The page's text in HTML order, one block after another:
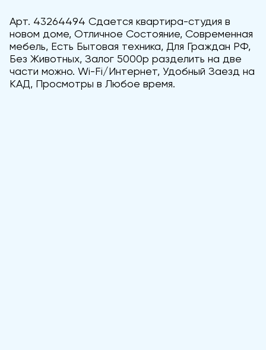
Арт. 43264494 Сдается квартира-студия в
новом доме, Отличное Состояние, Современная
мебель, Есть Бытовая техника, Для Граждан РФ,
Без Животных, Залог 5000р разделить на две
части можно. Wi-Fi/Интернет, Удобный Заезд на
КАД, Просмотры в Любое время.